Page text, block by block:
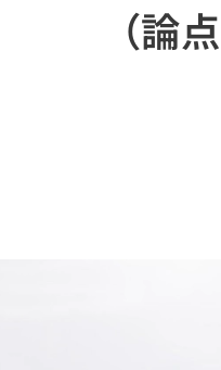
（論